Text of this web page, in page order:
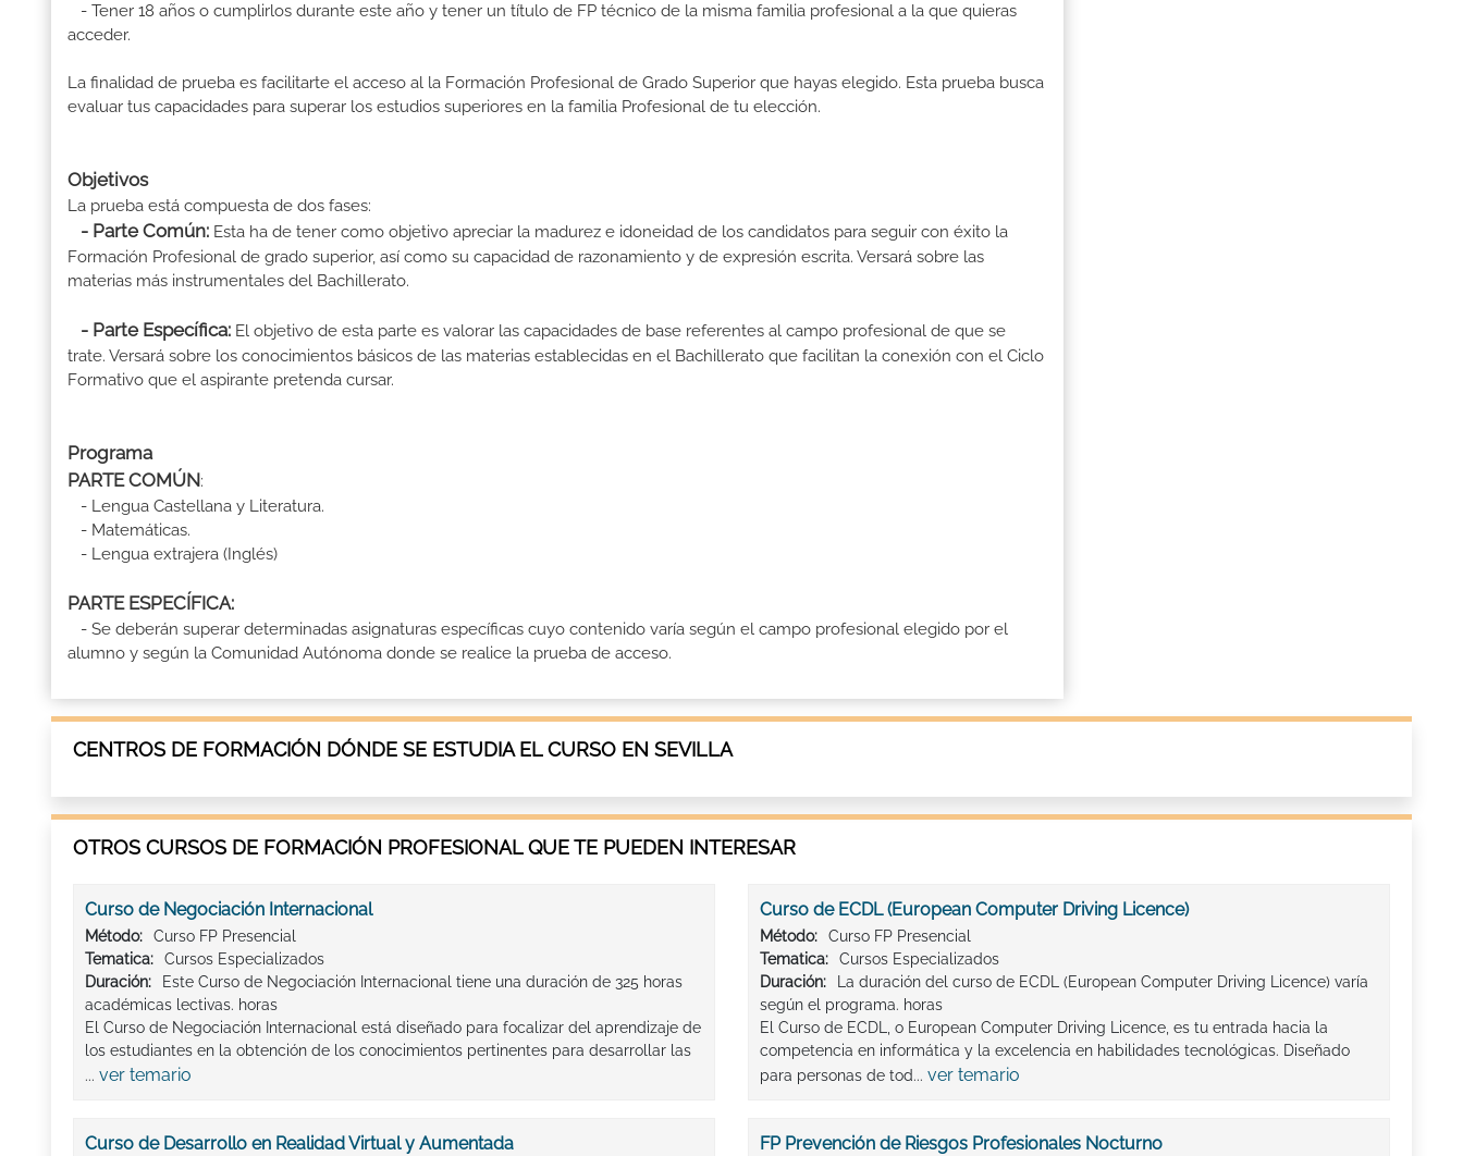
- Tener 18 años o cumplirlos durante este año y tener un título de FP técnico de la misma familia profesional a la que quieras
acceder.
La finalidad de prueba es facilitarte el acceso al la Formación Profesional de Grado Superior que hayas elegido. Esta prueba busca
evaluar tus capacidades para superar los estudios superiores en la familia Profesional de tu elección.
Objetivos
La prueba está compuesta de dos fases:
- Parte Común: Esta ha de tener como objetivo apreciar la madurez e idoneidad de los candidatos para seguir con éxito la
Formación Profesional de grado superior, así como su capacidad de razonamiento y de expresión escrita. Versará sobre las
materias más instrumentales del Bachillerato.
- Parte Específica: El objetivo de esta parte es valorar las capacidades de base referentes al campo profesional de que se
trate. Versará sobre los conocimientos básicos de las materias establecidas en el Bachillerato que facilitan la conexión con el Ciclo
Formativo que el aspirante pretenda cursar.
Programa
PARTE COMÚN:
- Lengua Castellana y Literatura.
- Matemáticas.
- Lengua extrajera (Inglés)
PARTE ESPECÍFICA:
- Se deberán superar determinadas asignaturas específicas cuyo contenido varía según el campo profesional elegido por el
alumno y según la Comunidad Autónoma donde se realice la prueba de acceso.
CENTROS DE FORMACIÓN DÓNDE SE ESTUDIA EL CURSO EN SEVILLA
OTROS CURSOS DE FORMACIÓN PROFESIONAL QUE TE PUEDEN INTERESAR
Curso de Negociación Internacional
Método:
Curso FP Presencial
Tematica:
Cursos Especializados
Duración:
Este Curso de Negociación Internacional tiene una duración de 325 horas
académicas lectivas. horas
El Curso de Negociación Internacional está diseñado para focalizar del aprendizaje de
los estudiantes en la obtención de los conocimientos pertinentes para desarrollar las
... ver temario
Curso de ECDL (European Computer Driving Licence)
Método:
Curso FP Presencial
Tematica:
Cursos Especializados
Duración:
La duración del curso de ECDL (European Computer Driving Licence) varía
según el programa. horas
El Curso de ECDL, o European Computer Driving Licence, es tu entrada hacia la
competencia en informática y la excelencia en habilidades tecnológicas. Diseñado
para personas de tod... ver temario
Curso de Desarrollo en Realidad Virtual y Aumentada FP Prevención de Riesgos Profesionales Nocturno